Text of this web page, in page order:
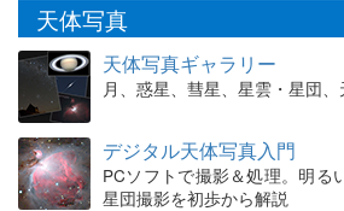
天体写真
天体写真ギャラリー
月、惑星、彗星、星雲・星団
デジタル天体写真入門
PCソフトで撮影＆処理。明る
星団撮影を初歩から解説